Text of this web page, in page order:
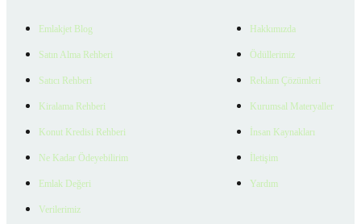
Emlakjet Blog
Satın Alma Rehberi
Satıcı Rehberi
Kiralama Rehberi
Konut Kredisi Rehberi
Ne Kadar Ödeyebilirim
Emlak Değeri
Verilerimiz
Hakkımızda
Ödüllerimiz
Reklam Çözümleri
Kurumsal Materyaller
İnsan Kaynakları
İletişim
Yardım